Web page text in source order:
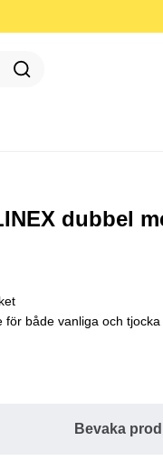
dubbel
för både vanliga och
Bevaka